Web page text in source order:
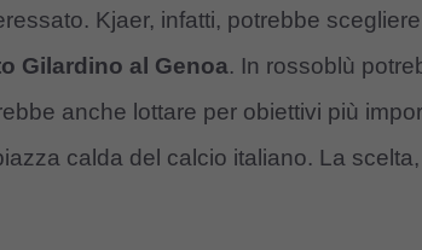
Kjaer, infatti, potrebbe
Gilardino al Genoa. In rossoblù
anche lottare per obiettivi più
calda del calcio italiano. La